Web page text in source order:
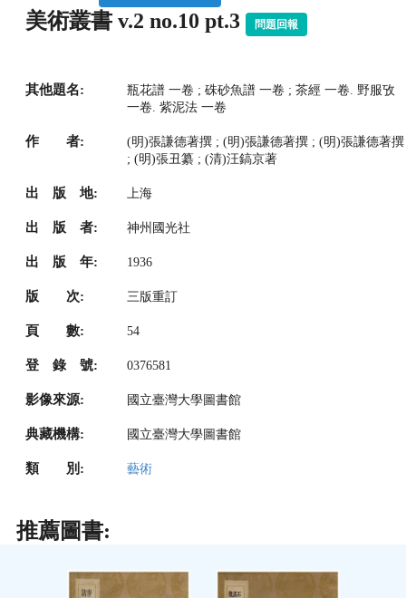
美術叢書 v.2 no.10 pt.3 問題回報
其他題名:
瓶花譜 一卷 ; 硃砂魚譜 一卷 ; 茶經 一卷. 野服攷
一卷. 紫泥法 一卷
作 者:
(明)張謙德著撰 ; (明)張謙德著撰 ; (明)張謙德著撰
; (明)張丑纂 ; (清)汪鎬京著
出 版 地: 上海
出 版 者: 神州國光社
出 版 年: 1936
版 次: 三版重訂
頁 數: 54
登 錄 號: 0376581
影像來源: 國立臺灣大學圖書館
典藏機構: 國立臺灣大學圖書館
類 別: 藝術
推薦圖書: